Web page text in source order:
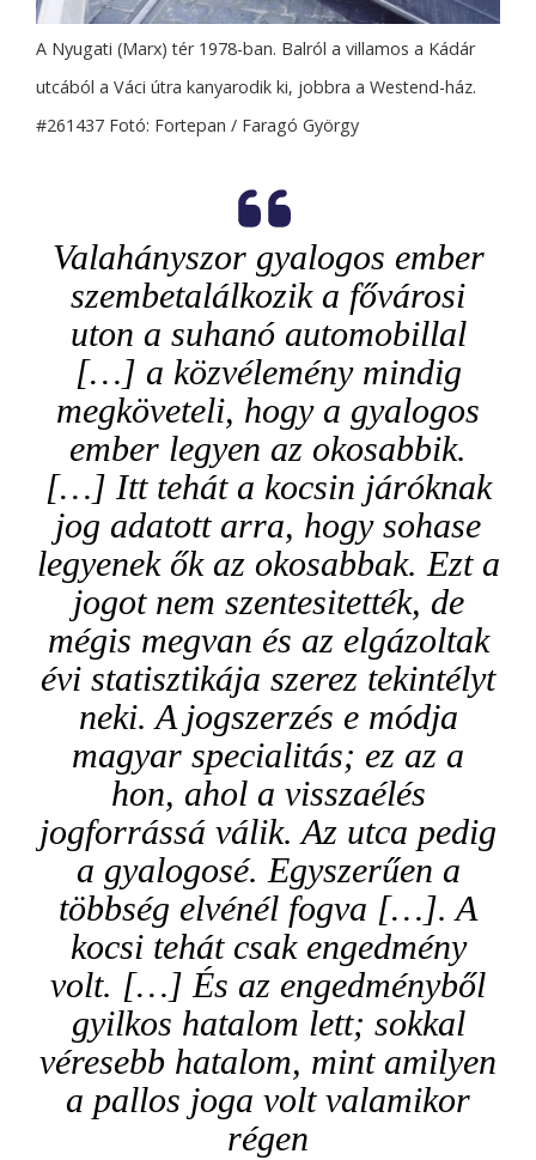
A Nyugati (Marx) tér 1978-ban. Balról a villamos a Kádár
utcából a Váci útra kanyarodik ki, jobbra a Westend-ház.
#261437 Fotó: Fortepan / Faragó György
Valahányszor gyalogos ember
szembetalálkozik a fővárosi
uton a suhanó automobillal
[…] a közvélemény mindig
megköveteli, hogy a gyalogos
ember legyen az okosabbik.
[…] Itt tehát a kocsin járóknak
jog adatott arra, hogy sohase
legyenek ők az okosabbak. Ezt a
jogot nem szentesitették, de
mégis megvan és az elgázoltak
évi statisztikája szerez tekintélyt
neki. A jogszerzés e módja
magyar specialitás; ez az a
hon, ahol a visszaélés
jogforrássá válik. Az utca pedig
a gyalogosé. Egyszerűen a
többség elvénél fogva […]. A
kocsi tehát csak engedmény
volt. […] És az engedményből
gyilkos hatalom lett; sokkal
véresebb hatalom, mint amilyen
a pallos joga volt valamikor
régen